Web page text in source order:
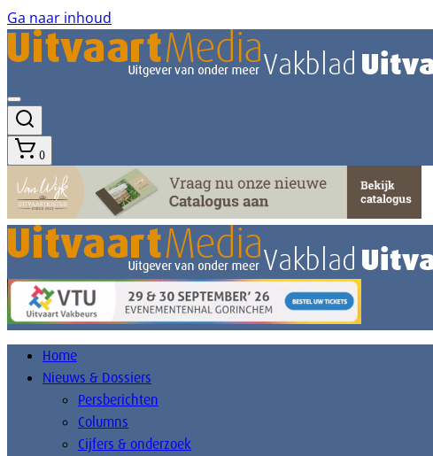
Ga naar inhoud
0
Home
Nieuws & Dossiers
Persberichten
Columns
Cijfers & onderzoek